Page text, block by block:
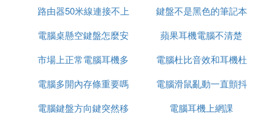
怎麼開發
路由器50米線連接不上
電腦
鍵盤不是黑色的筆記本
電腦
電腦桌懸空鍵盤怎麼安
裝
蘋果耳機電腦不清楚
市場上正常電腦耳機多
少元
電腦杜比音效和耳機杜
比音效
電腦多開內存條重要嗎
電腦滑鼠亂動一直顫抖
點開文件
電腦鍵盤方向鍵突然移
電腦耳機上網課